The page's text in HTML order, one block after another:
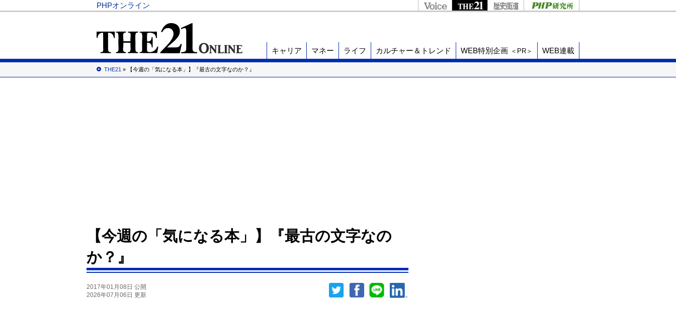
PHPオンライン
キャリア マネー ライフ カルチャー＆トレンド WEB特別企画 ＜PR＞ WEB連載
THE21 » 【今週の「気になる本」】『最古の文字なのか？』
【今週の「気になる本」】『最古の文字なの
か？』
2017年01月08日 公開
2026年07月06日 更新